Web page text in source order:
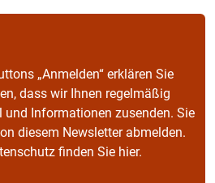
„Anmelden“ erklären Sie
dass wir Ihnen regelmäßig
und Informationen zusenden. Sie
diesem Newsletter abmelden.
finden Sie hier.